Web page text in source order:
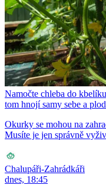
Namočte chleba do
tom hnojí samy sebe a
Okurky se mohou na
Musíte je jen správně
Chalupáři-Zahrádkáři
dnes, 18:45